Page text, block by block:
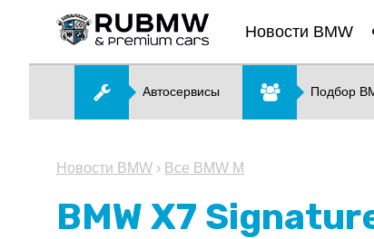
Новости BMW
Автосервисы Подбор
Новости BMW › Все BMW M
BMW X7